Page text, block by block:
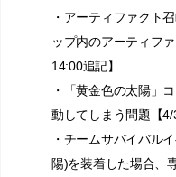
・アーティファクト
ップ内のアーティフ
14:00追記】
・「黄金色の太陽」
動してしまう問題【4/
・チームサバイバル
陽)を装着した場合、